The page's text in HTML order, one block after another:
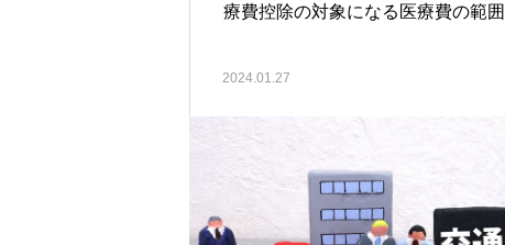
療費控除の対象になる医療費の範囲
2024.01.27